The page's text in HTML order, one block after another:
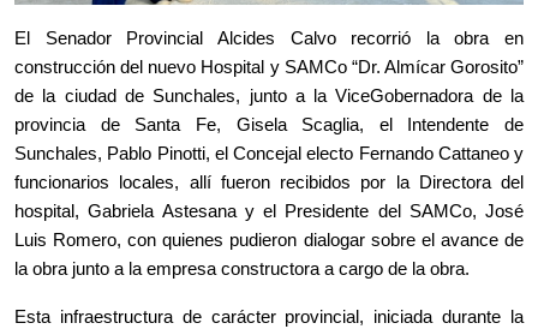
El Senador Provincial Alcides Calvo recorrió la obra en
construcción del nuevo Hospital y SAMCo “Dr. Almícar Gorosito”
de la ciudad de Sunchales, junto a la ViceGobernadora de la
provincia de Santa Fe, Gisela Scaglia, el Intendente de
Sunchales, Pablo Pinotti, el Concejal electo Fernando Cattaneo y
funcionarios locales, allí fueron recibidos por la Directora del
hospital, Gabriela Astesana y el Presidente del SAMCo, José
Luis Romero, con quienes pudieron dialogar sobre el avance de
la obra junto a la empresa constructora a cargo de la obra.
Esta infraestructura de carácter provincial, iniciada durante la